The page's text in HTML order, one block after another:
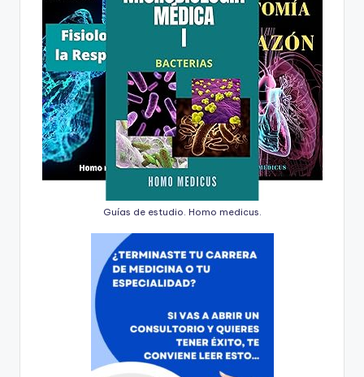
Guías de estudio. Homo medicus.